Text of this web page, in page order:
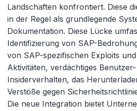
Landschaften konfrontiert. Diese
in der Regel als grundlegende
Dokumentation. Diese Lücke
Identifizierung von SAP-
von SAP-spezifischen Exploits
Aktivitäten, verdächtiges
Insiderverhalten, das
Verstöße gegen
Die neue Integration bietet